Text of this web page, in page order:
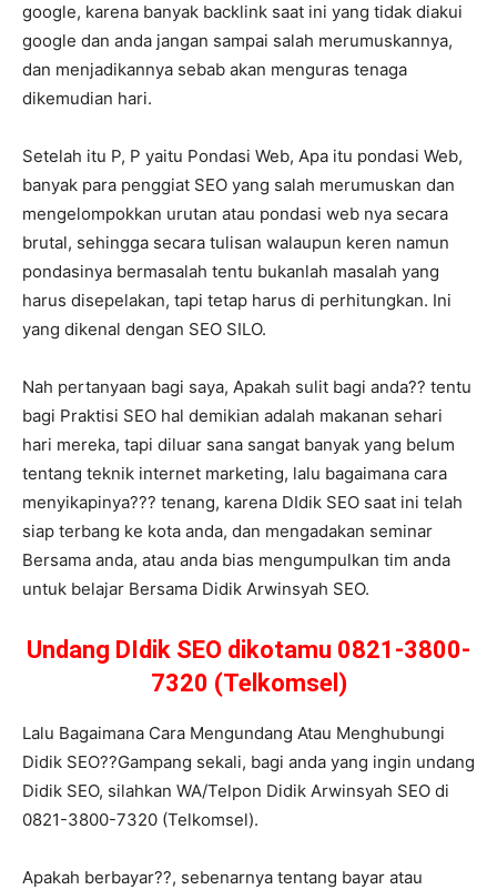
google, karena banyak backlink saat ini yang tidak diakui
google dan anda jangan sampai salah merumuskannya,
dan menjadikannya sebab akan menguras tenaga
dikemudian hari.
Setelah itu P, P yaitu Pondasi Web, Apa itu pondasi Web,
banyak para penggiat SEO yang salah merumuskan dan
mengelompokkan urutan atau pondasi web nya secara
brutal, sehingga secara tulisan walaupun keren namun
pondasinya bermasalah tentu bukanlah masalah yang
harus disepelakan, tapi tetap harus di perhitungkan. Ini
yang dikenal dengan SEO SILO.
Nah pertanyaan bagi saya, Apakah sulit bagi anda?? tentu
bagi Praktisi SEO hal demikian adalah makanan sehari
hari mereka, tapi diluar sana sangat banyak yang belum
tentang teknik internet marketing, lalu bagaimana cara
menyikapinya??? tenang, karena DIdik SEO saat ini telah
siap terbang ke kota anda, dan mengadakan seminar
Bersama anda, atau anda bias mengumpulkan tim anda
untuk belajar Bersama Didik Arwinsyah SEO.
Undang DIdik SEO dikotamu 0821-3800-
7320 (Telkomsel)
Lalu Bagaimana Cara Mengundang Atau Menghubungi
Didik SEO??Gampang sekali, bagi anda yang ingin undang
Didik SEO, silahkan WA/Telpon Didik Arwinsyah SEO di
0821-3800-7320 (Telkomsel).
Apakah berbayar??, sebenarnya tentang bayar atau